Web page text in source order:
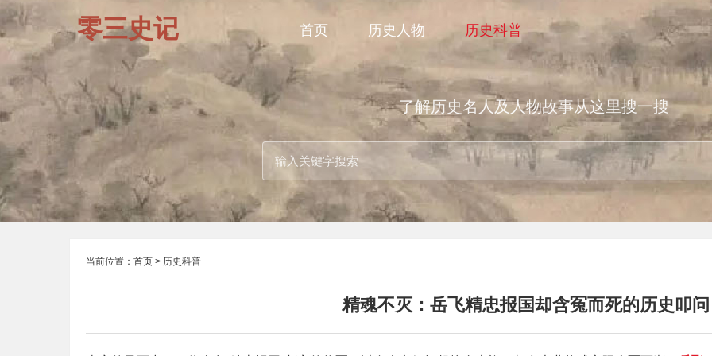
零三史记 首页 历史人物 历史科普
了解历史名人及人物故事从这里搜一搜
当前位置： 首页 > 历史科普
精魂不灭：岳飞精忠报国却含冤而死的历史叩问